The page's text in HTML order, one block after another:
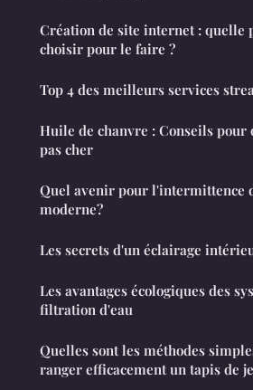
Création de site internet : quelle
choisir pour le faire ?
Top 4 des meilleurs services
Huile de chanvre : Conseils pour
pas cher
Quel avenir pour l'intermittence
moderne?
Les secrets d'un éclairage
Les avantages écologiques des
filtration d'eau
Quelles sont les méthodes
ranger efficacement un tapis de